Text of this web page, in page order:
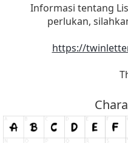
Informasi tentang
perlukan,
https://